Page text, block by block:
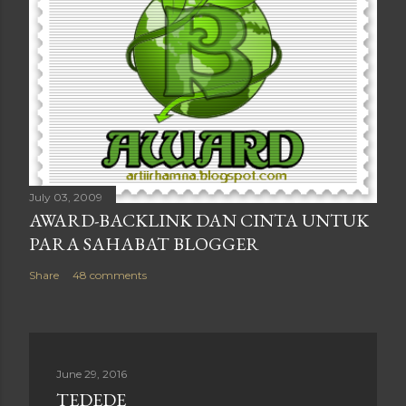
July 03, 2009
AWARD-BACKLINK DAN CINTA UNTUK
PARA SAHABAT BLOGGER
Share 48 comments
June 29, 2016
TEDEDE